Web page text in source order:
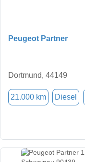
Peugeot Partner
Dortmund, 44149
21.000 km Diesel